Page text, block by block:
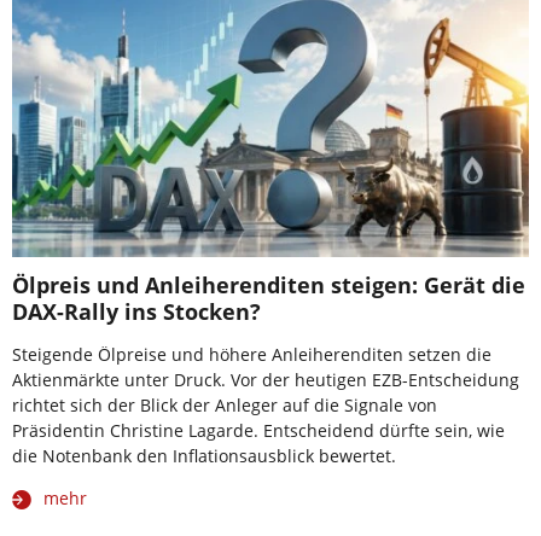
Ölpreis und Anleiherenditen steigen: Gerät die
DAX-Rally ins Stocken?
Steigende Ölpreise und höhere Anleiherenditen setzen die
Aktienmärkte unter Druck. Vor der heutigen EZB-Entscheidung
richtet sich der Blick der Anleger auf die Signale von
Präsidentin Christine Lagarde. Entscheidend dürfte sein, wie
die Notenbank den Inflationsausblick bewertet.
mehr